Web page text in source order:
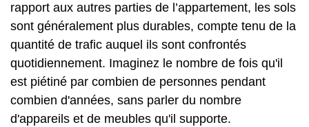
rapport aux autres parties de l’appartement, les sols
sont généralement plus durables, compte tenu de la
quantité de trafic auquel ils sont confrontés
quotidiennement. Imaginez le nombre de fois qu'il
est piétiné par combien de personnes pendant
combien d'années, sans parler du nombre
d'appareils et de meubles qu'il supporte.